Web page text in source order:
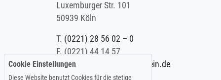
Luxemburger Str. 101
50939 Köln
T. (0221) 28 56 02 – 0
F.(0221) 44 14 57
E.info@koelner-anwaltverein.de
Cookie Einstellungen
Diese Website benutzt Cookies für die stetige